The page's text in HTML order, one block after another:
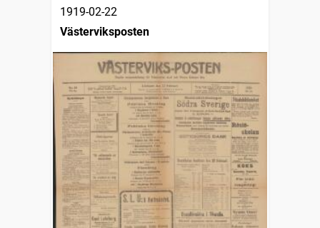
1919-02-22
Västerviksposten